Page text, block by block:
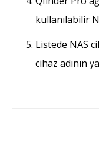
kullanılabilir
Listede NAS
cihaz adının